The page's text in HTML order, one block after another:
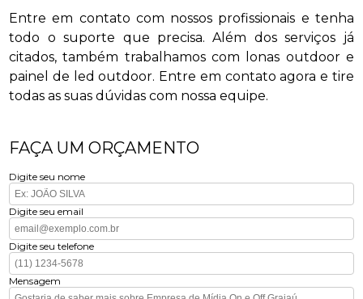
Entre em contato com nossos profissionais e tenha
todo o suporte que precisa. Além dos serviços já
citados, também trabalhamos com lonas outdoor e
painel de led outdoor. Entre em contato agora e tire
todas as suas dúvidas com nossa equipe.
FAÇA UM ORÇAMENTO
Digite seu nome
Digite seu email
Digite seu telefone
Mensagem